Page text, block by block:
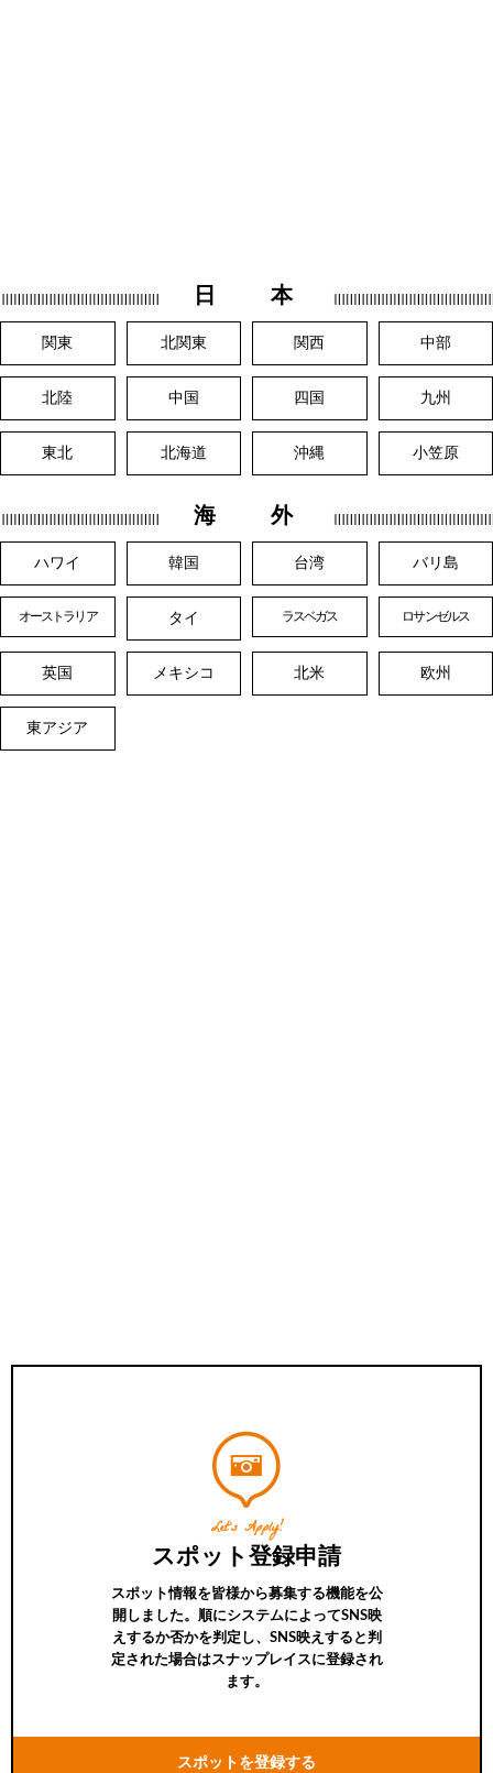
日 本
関東 北関東 関西 中部
北陸 中国 四国 九州
東北 北海道 沖縄 小笠原
海 外
ハワイ 韓国 台湾 バリ島
オーストラリア タイ ラスベガス ロサンゼルス
英国 メキシコ 北米 欧州
東アジア
Let’s Apply!
スポット登録申請
スポット情報を皆様から募集する機能を公
開しました。順にシステムによってSNS映
えするか否かを判定し、SNS映えすると判
定された場合はスナップレイスに登録され
ます。
スポットを登録する